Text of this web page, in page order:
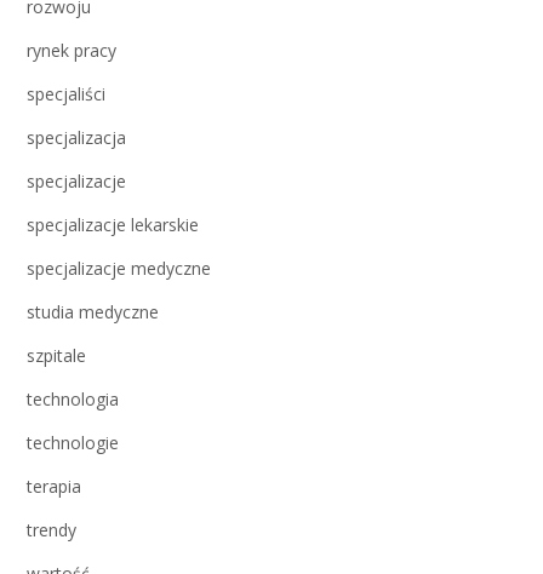
rozwoju
rynek pracy
specjaliści
specjalizacja
specjalizacje
specjalizacje lekarskie
specjalizacje medyczne
studia medyczne
szpitale
technologia
technologie
terapia
trendy